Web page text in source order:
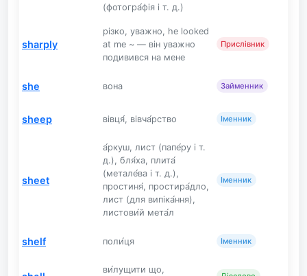
(фотогра́фія і т. д.)
sharply
різко, уважно, he looked
at me ~ — він уважно
подивився на мене
Прислівник
she вона Займенник
sheep вівця́, вівча́рство Іменник
sheet
а́ркуш, лист (папе́ру і т.
д.), бля́ха, плита́
(метале́ва і т. д.),
простиня́, простира́дло,
лист (для випіка́ння),
листови́й мета́л
Іменник
shelf поли́ця Іменник
ви́лущити що,